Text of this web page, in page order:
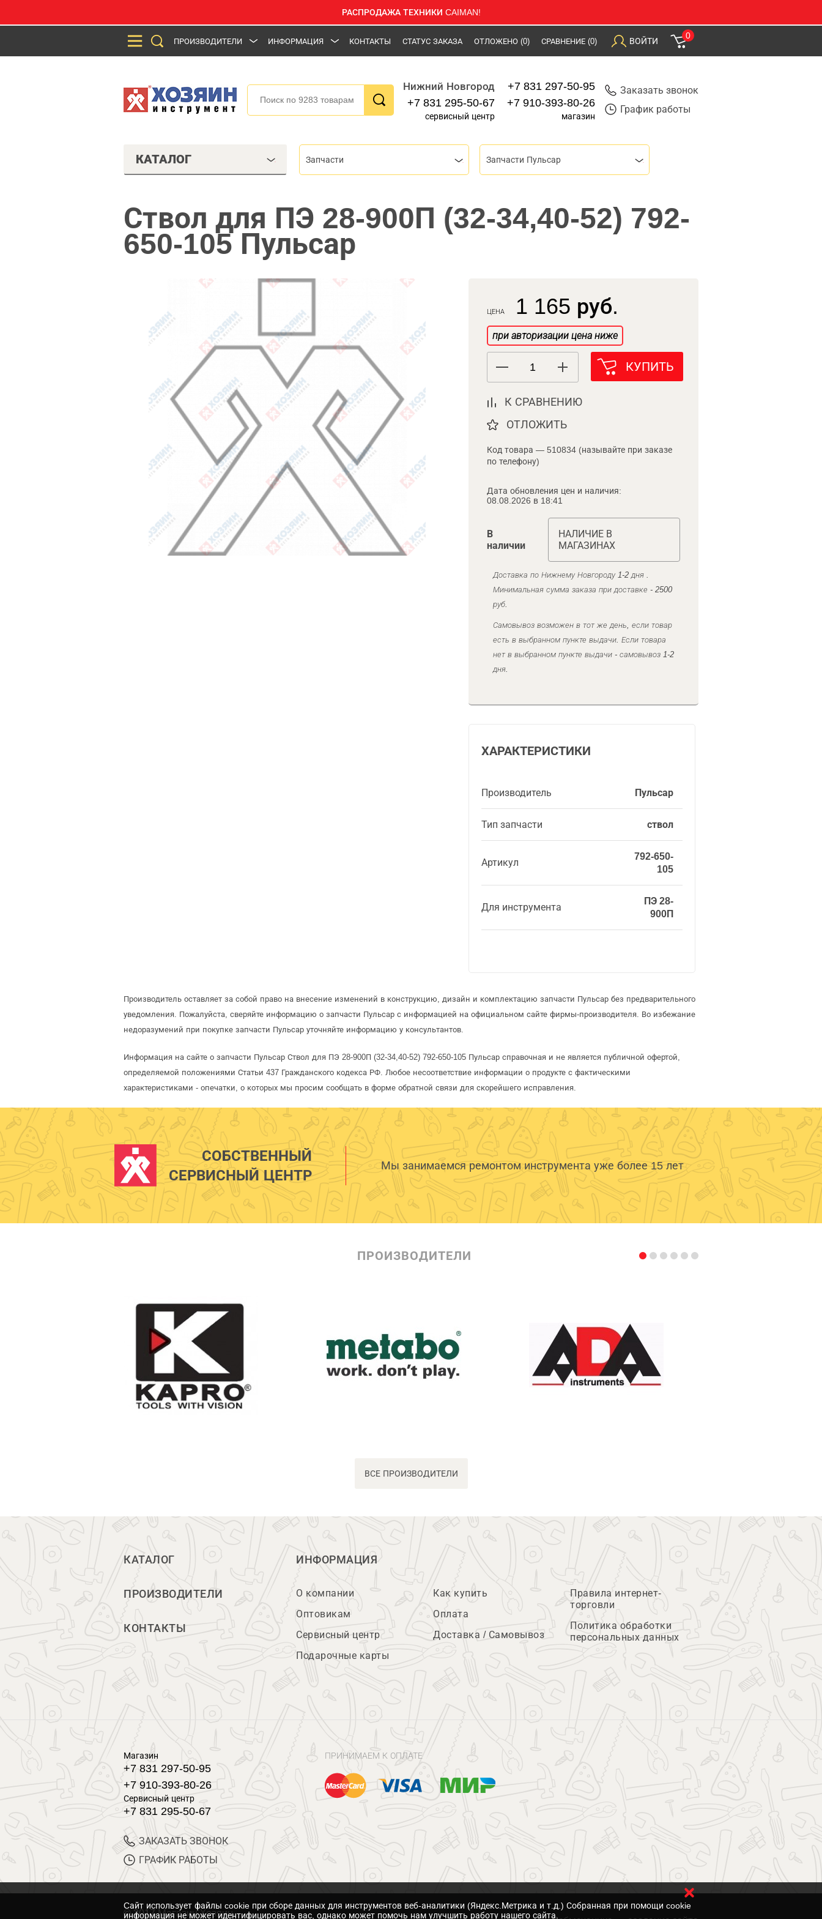
РАСПРОДАЖА ТЕХНИКИ CAIMAN!
ПРОИЗВОДИТЕЛИ ИНФОРМАЦИЯ КОНТАКТЫ СТАТУС ЗАКАЗА ОТЛОЖЕНО (0) СРАВНЕНИЕ (0) ВОЙТИ
0
Нижний Новгород
+7 831 295-50-67
сервисный центр
+7 831 297-50-95
+7 910-393-80-26
магазин
Заказать звонок
График работы
КАТАЛОГ Запчасти Запчасти Пульсар
Ствол для ПЭ 28-900П (32-34,40-52) 792-
650-105 Пульсар
ЦЕНА 1 165 руб.
при авторизации цена ниже
КУПИТЬ
К СРАВНЕНИЮ
ОТЛОЖИТЬ
Код товара — 510834 (называйте при заказе
по телефону)
Дата обновления цен и наличия:
08.08.2026 в 18:41
В
наличии
НАЛИЧИЕ В
МАГАЗИНАХ
Доставка по Нижнему Новгороду 1-2 дня .
Минимальная сумма заказа при доставке - 2500
руб.
Самовывоз возможен в тот же день, если товар
есть в выбранном пункте выдачи. Если товара
нет в выбранном пункте выдачи - самовывоз 1-2
дня.
ХАРАКТЕРИСТИКИ
Производитель Пульсар
Тип запчасти ствол
Артикул
792-650-
105
Для инструмента
ПЭ 28-
900П
Производитель оставляет за собой право на внесение изменений в конструкцию, дизайн и комплектацию запчасти Пульсар без предварительного
уведомления. Пожалуйста, сверяйте информацию о запчасти Пульсар с информацией на официальном сайте фирмы-производителя. Во избежание
недоразумений при покупке запчасти Пульсар уточняйте информацию у консультантов.
Информация на сайте о запчасти Пульсар Ствол для ПЭ 28-900П (32-34,40-52) 792-650-105 Пульсар справочная и не является публичной офертой,
определяемой положениями Статьи 437 Гражданского кодекса РФ. Любое несоответствие информации о продукте с фактическими
характеристиками - опечатки, о которых мы просим сообщать в форме обратной связи для скорейшего исправления.
СОБСТВЕННЫЙ
СЕРВИСНЫЙ ЦЕНТР
Мы занимаемся ремонтом инструмента уже более 15 лет
ПРОИЗВОДИТЕЛИ
ВСЕ ПРОИЗВОДИТЕЛИ
КАТАЛОГ
ПРОИЗВОДИТЕЛИ
КОНТАКТЫ
ИНФОРМАЦИЯ
О компании
Оптовикам
Сервисный центр
Подарочные карты
Как купить
Оплата
Доставка / Самовывоз
Правила интернет-
торговли
Политика обработки
персональных данных
Магазин
+7 831 297-50-95
+7 910-393-80-26
Сервисный центр
+7 831 295-50-67
ЗАКАЗАТЬ ЗВОНОК
ГРАФИК РАБОТЫ
ПРИНИМАЕМ К ОПЛАТЕ
© 2017 Магазин Хозяин
Cайт использует файлы cookie при сборе данных для инструментов веб-аналитики (Яндекс.Метрика и т.д.) Собранная при помощи cookie
информация не может идентифицировать вас, однако может помочь нам улучшить работу нашего сайта.